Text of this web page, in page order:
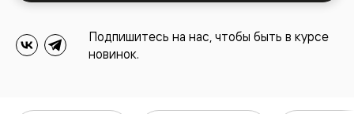
Подпишитесь на нас, чтобы быть в курсе
новинок.